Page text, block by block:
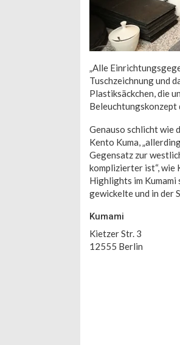
„Alle
Tuschzeichnung und
Plastiksäckchen, die
Beleuchtungskonzept
Genauso schlicht wie
Kento Kuma,
Gegensatz zur
komplizierter ist“, wie
Highlights im
gewickelte und in der
Kumami
Kietzer Str. 3
12555 Berlin